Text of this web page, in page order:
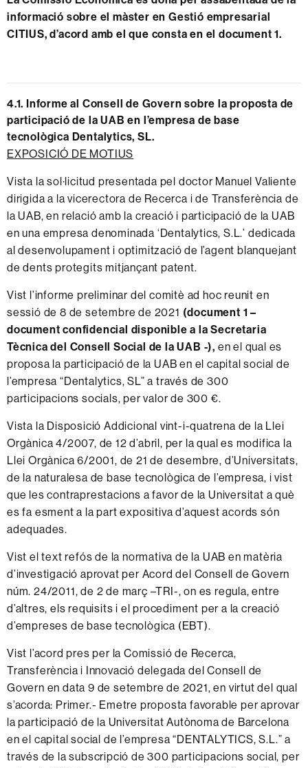
informació sobre el màster enGestió empresarial
CITIUS, d’acord amb el que consta en eldocument 1.
4.1. Informe al Consell de Govern sobre la proposta de
participació de la UAB en l’empresa de base
tecnològica Dentalytics, SL.
EXPOSICIÓ DE MOTIUS
Vista la sol·licitud presentada pel doctor Manuel Valiente
dirigida a la vicerectora de Recerca i de Transferència de
la UAB, en relació amb la creació i participació de la UAB
en una empresadenominada ‘Dentalytics, S.L.’ dedicada
al desenvolupament i optimització de l’agent blanquejant
de dents protegits mitjançant patent.
Vist l’informe preliminar del comitè ad hoc reunit en
sessió de 8 de setembre de 2021 (document 1 –
document confidencial disponible a la Secretaria
Tècnica del Consell Social de la UAB -), en el qual es
proposa la participació de la UAB en el capital social de
l’empresa “Dentalytics, SL” a través de 300
participacions socials, per valor de 300 €.
Vista la Disposició Addicional vint-i-quatrena de la Llei
Orgànica 4/2007, de 12 d’abril, per la qual es modifica la
Llei Orgànica 6/2001, de 21 de desembre, d’Universitats,
de la naturalesa de base tecnològica de l’empresa, i vist
que les contraprestacions a favor de la Universitat a què
es fa esment a la part expositiva d’aquest acords són
adequades.
Vist el text refós de la normativa de la UAB en matèria
d’investigació aprovat per Acord del Consell de Govern
núm. 24/2011, de 2 de març –TRI-, on es regula, entre
d’altres, els requisits i el procediment per a la creació
d’empreses de base tecnològica (EBT).
Vist l’acord pres per la Comissió de Recerca,
Transferència i Innovació delegada del Consell de
Govern en data 9 de setembre de 2021, en virtut del qual
s’acorda: Primer.- Emetre proposta favorable per aprovar
la participació de la Universitat Autònoma de Barcelona
en el capital social de l’empresa “DENTALYTICS, S.L.” a
través de la subscripció de 300 participacions social, per